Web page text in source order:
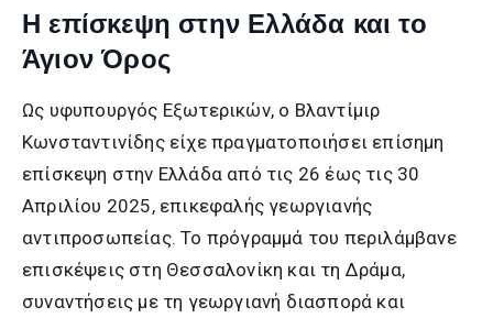
Η επίσκεψη στην Ελλάδα και το
Άγιον Όρος
Ως υφυπουργός Εξωτερικών, ο Βλαντίμιρ
Κωνσταντινίδης είχε πραγματοποιήσει επίσημη
επίσκεψη στην Ελλάδα από τις 26 έως τις 30
Απριλίου 2025, επικεφαλής γεωργιανής
αντιπροσωπείας. Το πρόγραμμά του περιλάμβανε
επισκέψεις στη Θεσσαλονίκη και τη Δράμα,
συναντήσεις με τη γεωργιανή διασπορά και